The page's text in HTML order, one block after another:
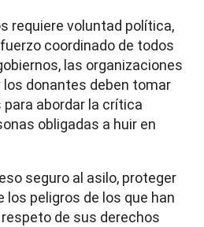
requiere voluntad política,
coordinado de todos
las organizaciones
los donantes deben tomar
abordar la crítica
obligadas a huir en
seguro al asilo, proteger
los peligros de los que han
de sus derechos